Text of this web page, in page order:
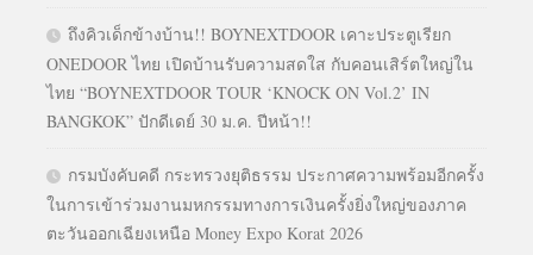
ถึงคิวเด็กข้างบ้าน!! BOYNEXTDOOR เคาะประตูเรียก
ONEDOOR ไทย เปิดบ้านรับความสดใส กับคอนเสิร์ตใหญ่ใน
ไทย “BOYNEXTDOOR TOUR ‘KNOCK ON Vol.2’ IN
BANGKOK” ปักดีเดย์ 30 ม.ค. ปีหน้า!!
กรมบังคับคดี กระทรวงยุติธรรม ประกาศความพร้อมอีกครั้ง
ในการเข้าร่วมงานมหกรรมทางการเงินครั้งยิ่งใหญ่ของภาค
ตะวันออกเฉียงเหนือ Money Expo Korat 2026